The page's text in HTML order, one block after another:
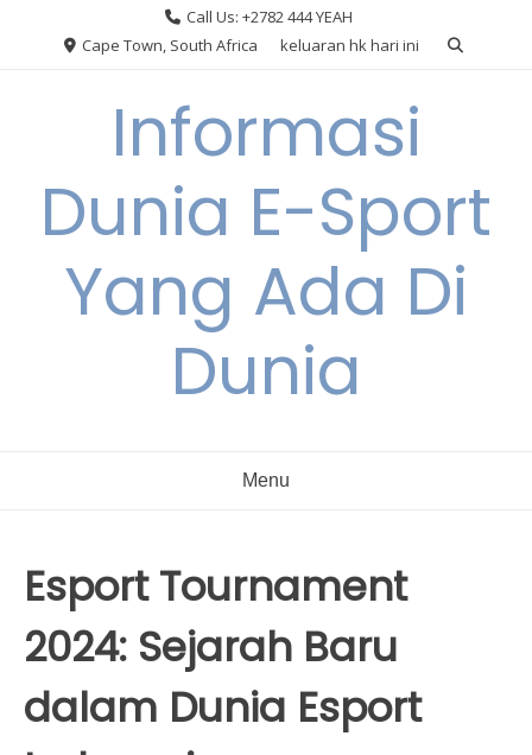
Call Us: +2782 444 YEAH
Cape Town, South Africa
keluaran hk hari ini
Informasi
Dunia E-Sport
Yang Ada Di
Dunia
Menu
Esport Tournament
2024: Sejarah Baru
dalam Dunia Esport